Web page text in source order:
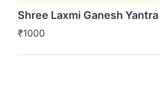
Shree Laxmi Ganesh Yantra
₹1000